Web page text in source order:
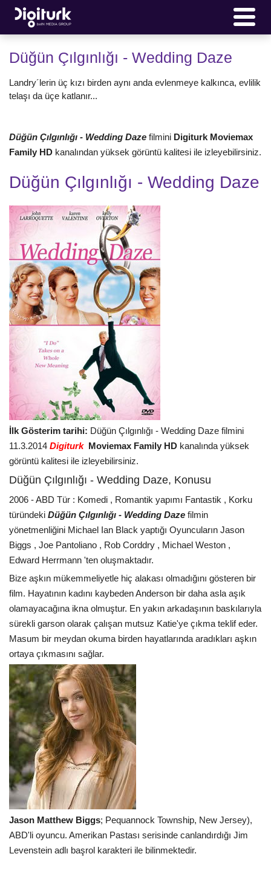
Düğün Çılgınlığı - Wedding Daze
Landry´lerin üç kızı birden aynı anda evlenmeye kalkınca, evlilik
telaşı da üçe katlanır...
Düğün Çılgınlığı - Wedding Daze filmini Digiturk Moviemax
Family HD kanalından yüksek görüntü kalitesi ile izleyebilirsiniz.
Düğün Çılgınlığı - Wedding Daze
İlk Gösterim tarihi: Düğün Çılgınlığı - Wedding Daze filmini
11.3.2014 Digiturk Moviemax Family HD kanalında yüksek
görüntü kalitesi ile izleyebilirsiniz.
Düğün Çılgınlığı - Wedding Daze, Konusu
2006 - ABD Tür : Komedi , Romantik yapımı Fantastik , Korku
türündeki Düğün Çılgınlığı - Wedding Daze filmin
yönetmenliğini Michael Ian Black yaptığı Oyuncuların Jason
Biggs , Joe Pantoliano , Rob Corddry , Michael Weston ,
Edward Herrmann 'ten oluşmaktadır.
Bize aşkın mükemmeliyetle hiç alakası olmadığını gösteren bir
film. Hayatının kadını kaybeden Anderson bir daha asla aşık
olamayacağına ikna olmuştur. En yakın arkadaşının baskılarıyla
sürekli garson olarak çalışan mutsuz Katie'ye çıkma teklif eder.
Masum bir meydan okuma birden hayatlarında aradıkları aşkın
ortaya çıkmasını sağlar.
Jason Matthew Biggs; Pequannock Township, New Jersey),
ABD'li oyuncu. Amerikan Pastası serisinde canlandırdığı Jim
Levenstein adlı başrol karakteri ile bilinmektedir.